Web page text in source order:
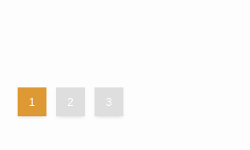
1 2 3